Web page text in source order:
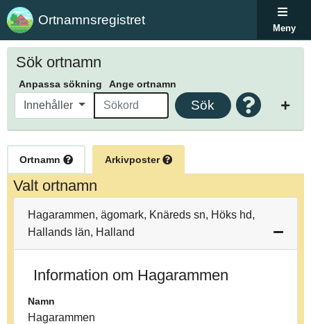
Ortnamnsregistret
Meny
Sök ortnamn
Anpassa sökning Ange ortnamn
Innehåller Sök
Ortnamn Arkivposter
Valt ortnamn
Hagarammen, ägomark, Knäreds sn, Höks hd,
Hallands län, Halland
Information om Hagarammen
Namn
Hagarammen